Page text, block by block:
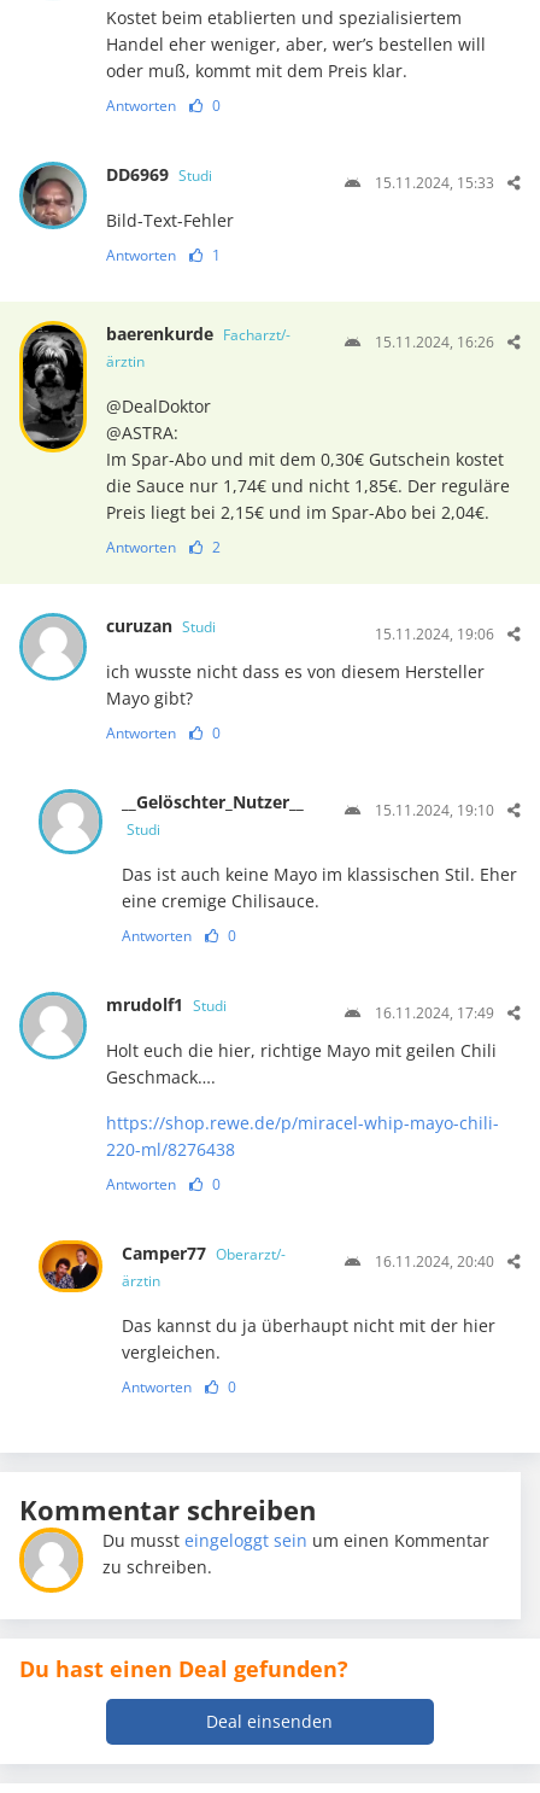
Kostet beim etablierten und spezialisiertem
Handel eher weniger, aber, wer’s bestellen will
oder muß, kommt mit dem Preis klar.
Antworten 0
DD6969 Studi 15.11.2024, 15:33
Bild-Text-Fehler
Antworten 1
baerenkurde Facharzt/-
ärztin
15.11.2024, 16:26
@DealDoktor
@ASTRA:
Im Spar-Abo und mit dem 0,30€ Gutschein kostet
die Sauce nur 1,74€ und nicht 1,85€. Der reguläre
Preis liegt bei 2,15€ und im Spar-Abo bei 2,04€.
Antworten 2
curuzan Studi 15.11.2024, 19:06
ich wusste nicht dass es von diesem Hersteller
Mayo gibt?
Antworten 0
__Gelöschter_Nutzer__
Studi
15.11.2024, 19:10
Das ist auch keine Mayo im klassischen Stil. Eher
eine cremige Chilisauce.
Antworten 0
mrudolf1 Studi 16.11.2024, 17:49
Holt euch die hier, richtige Mayo mit geilen Chili
Geschmack….
https://shop.rewe.de/p/miracel-whip-mayo-chili-
220-ml/8276438
Antworten 0
Camper77 Oberarzt/-
ärztin
16.11.2024, 20:40
Das kannst du ja überhaupt nicht mit der hier
vergleichen.
Antworten 0
Kommentar schreiben
Du mussteingeloggt sein um einen Kommentar
zu schreiben.
Du hast einen Deal gefunden?
Deal einsenden